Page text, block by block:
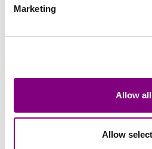
Marketing
Allow all
Allow
Anmeldelser
Se flere strikkepakker i